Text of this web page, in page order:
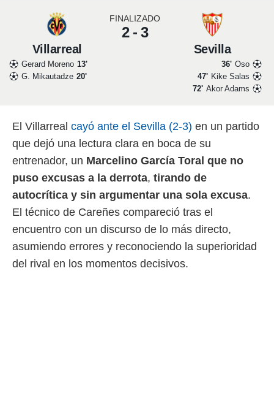
cookies
aceptar
sitio
Villarreal
FINALIZADO
2 - 3
Sevilla
Gerard Moreno 13'
G. Mikautadze 20'
Oso
36'
Kike Salas
47'
Akor Adams
72'
El Villarreal cayó ante el Sevilla (2-3) en un partido
que dejó una lectura clara en boca de su
entrenador, un Marcelino García Toral que no
puso excusas a la derrota, tirando de
autocrítica y sin argumentar una sola excusa.
El técnico de Careñes compareció tras el
encuentro con un discurso de lo más directo,
asumiendo errores y reconociendo la superioridad
del rival en los momentos decisivos.